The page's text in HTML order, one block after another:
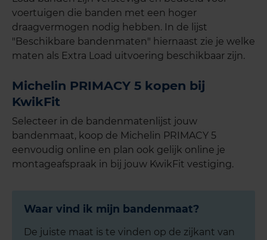
voertuigen die banden met een hoger
draagvermogen nodig hebben. In de lijst
"Beschikbare bandenmaten" hiernaast zie je welke
maten als Extra Load uitvoering beschikbaar zijn.
Michelin PRIMACY 5 kopen bij
KwikFit
Selecteer in de bandenmatenlijst jouw
bandenmaat, koop de Michelin PRIMACY 5
eenvoudig online en plan ook gelijk online je
montageafspraak in bij jouw KwikFit vestiging.
Waar vind ik mijn bandenmaat?
De juiste maat is te vinden op de zijkant van